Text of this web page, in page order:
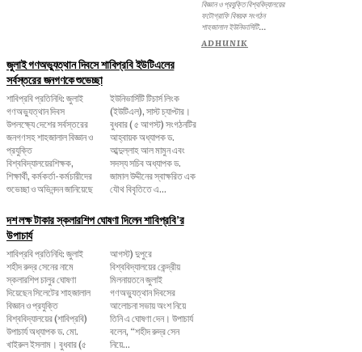
বিজ্ঞান ও প্রযুক্তি বিশ্ববিদ্যালয়ের
ফটোগ্রাফি বিষয়ক সংগঠন
শাহজালাল ইউনিভার্সিটি...
ADHUNIK
জুলাই গণঅভ্যুত্থান দিবসে শাবিপ্রবি ইউটিএলের
সর্বস্তরের জনগণকে শুভেচ্ছা
শাবিপ্রবি প্রতিনিধি: জুলাই
গণঅভ্যুত্থান দিবস
উপলক্ষ্যে দেশের সর্বস্তরের
জনগণসহ শাহজালাল বিজ্ঞান ও
প্রযুক্তি
বিশ্ববিদ্যালয়েরশিক্ষক,
শিক্ষার্থী, কর্মকর্তা-কর্মচারীদের
শুভেচ্ছা ও অভিনন্দন জানিয়েছে
ইউনিভার্সিটি টিচার্স লিংক
(ইউটিএল), সাস্ট চ্যাপ্টার।
বুধবার ( ৫ আগস্ট) সংগঠনটির
আহ্বায়ক অধ্যাপক ড.
আব্দুল্লাহ আল মামুন এবং
সদস্য সচিব অধ্যাপক ড.
জামাল উদ্দীনের স্বাক্ষরিত এক
যৌথ বিবৃতিতে এ...
দশ লক্ষ টাকার স্কলারশিপ ঘোষণা দিলেন শাবিপ্রবি’র
উপাচার্য
শাবিপ্রবি প্রতিনিধি: জুলাই
শহীদ রুদ্র সেনের নামে
স্কলারশিপ চালুর ঘোষণা
দিয়েছেন সিলেটের শাহজালাল
বিজ্ঞান ও প্রযুক্তি
বিশ্ববিদ্যালয়ের (শাবিপ্রবি)
উপাচার্য অধ্যাপক ড. মো.
খাইরুল ইসলাম। বুধবার (৫
আগস্ট) দুপুরে
বিশ্ববিদ্যালয়ের কেন্দ্রীয়
মিলনায়তনে জুলাই
গণঅভ্যুত্থান দিবসের
আলোচনা সভায় অংশ নিয়ে
তিনি এ ঘোষণা দেন। উপাচার্য
বলেন, ‌“শহীদ রুদ্র সেন
নিয়ে...